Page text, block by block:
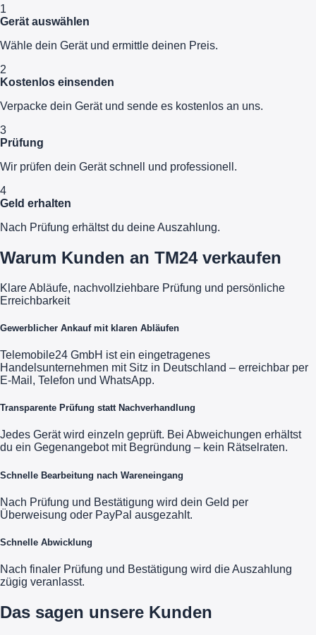
1
Gerät auswählen
Wähle dein Gerät und ermittle deinen Preis.
2
Kostenlos einsenden
Verpacke dein Gerät und sende es kostenlos an uns.
3
Prüfung
Wir prüfen dein Gerät schnell und professionell.
4
Geld erhalten
Nach Prüfung erhältst du deine Auszahlung.
Warum Kunden an TM24 verkaufen
Klare Abläufe, nachvollziehbare Prüfung und persönliche
Erreichbarkeit
Gewerblicher Ankauf mit klaren Abläufen
Telemobile24 GmbH ist ein eingetragenes
Handelsunternehmen mit Sitz in Deutschland – erreichbar per
E-Mail, Telefon und WhatsApp.
Transparente Prüfung statt Nachverhandlung
Jedes Gerät wird einzeln geprüft. Bei Abweichungen erhältst
du ein Gegenangebot mit Begründung – kein Rätselraten.
Schnelle Bearbeitung nach Wareneingang
Nach Prüfung und Bestätigung wird dein Geld per
Überweisung oder PayPal ausgezahlt.
Schnelle Abwicklung
Nach finaler Prüfung und Bestätigung wird die Auszahlung
zügig veranlasst.
Das sagen unsere Kunden